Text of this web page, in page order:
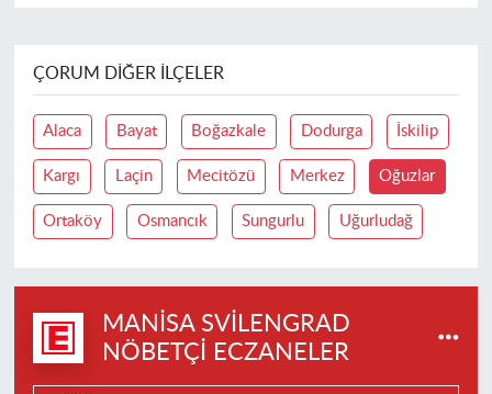
ÇORUM DIĞER İLÇELER
Alaca Bayat Boğazkale Dodurga İskilip
Kargı Laçin Mecitözü Merkez Oğuzlar
Ortaköy Osmancık Sungurlu Uğurludağ
MANISA SVILENGRAD
NÖBETÇI ECZANELER